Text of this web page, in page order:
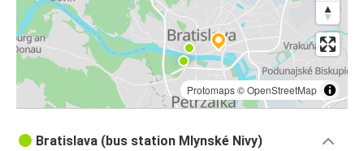
Protomaps©OpenStreetMap
Bratislava (bus station Mlynské Nivy)